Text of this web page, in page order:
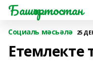
Башҡортостан
Социаль мәсьәлә 25
Етемлекте